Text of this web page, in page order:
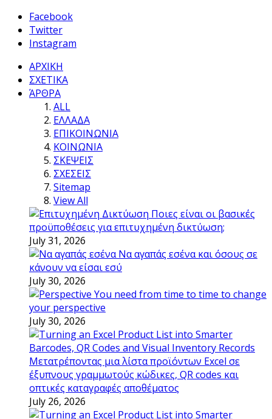
Facebook
Twitter
Instagram
ΑΡΧΙΚΗ
ΣΧΕΤΙΚΑ
ΆΡΘΡΑ
ALL
ΕΛΛΑΔΑ
ΕΠΙΚΟΙΝΩΝΙΑ
ΚΟΙΝΩΝΙΑ
ΣΚΕΨΕΙΣ
ΣΧΕΣΕΙΣ
Sitemap
View All
Ποιες είναι οι βασικές
προϋποθέσεις για επιτυχημένη δικτύωση;
July 31, 2026
Να αγαπάς εσένα και όσους σε
κάνουν να είσαι εσύ
July 30, 2026
You need from time to time to change
your perspective
July 30, 2026
Μετατρέποντας μια λίστα προϊόντων Excel σε
έξυπνους γραμμωτούς κώδικες, QR codes και
οπτικές καταγραφές αποθέματος
July 26, 2026